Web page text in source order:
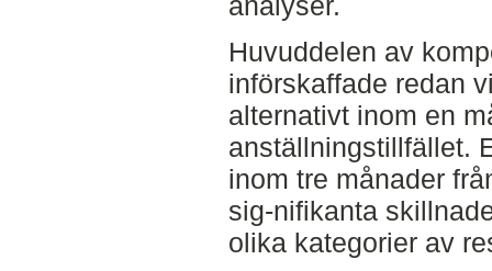
Huvuddelen av
införskaffade redan
alternativt inom en
anställningstillfället.
inom tre månader
sig-nifikanta
olika kategorier av